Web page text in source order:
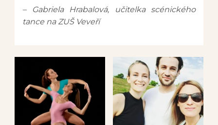
– Gabriela Hrabalová, učitelka scénického
tance na ZUŠ Veveří